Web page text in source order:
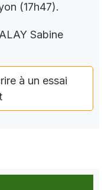
(17h47).
Sabine
à un essai